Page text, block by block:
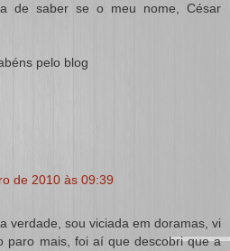
de saber se o meu nome, César
pelo blog
de 2010 às 09:39
verdade, sou viciada em doramas, vi
paro mais, foi aí que descobri que a